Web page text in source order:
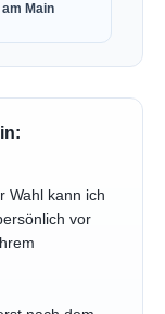
Main
Wahl kann ich
vor